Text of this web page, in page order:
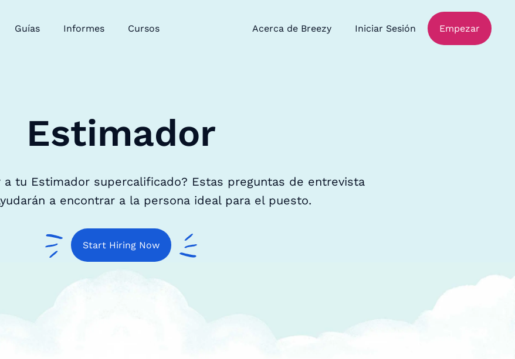
Guías Informes Cursos Acerca de Breezy Iniciar Sesión Empezar
Estimador
tu Estimador supercalificado? Estas preguntas de entrevista
a encontrar a la persona ideal para el puesto.
Start Hiring Now